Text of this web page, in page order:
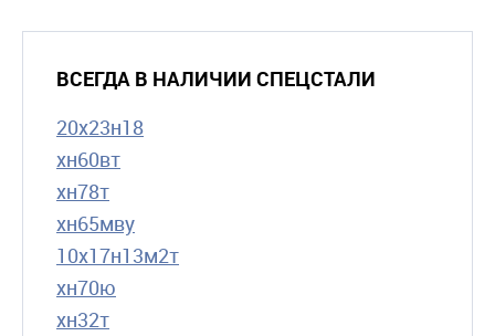
ВСЕГДА В НАЛИЧИИ СПЕЦСТАЛИ
20х23н18
хн60вт
хн78т
хн65мву
10х17н13м2т
хн70ю
хн32т